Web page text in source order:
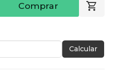
Comprar
Calcular